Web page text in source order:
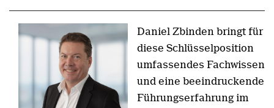
Daniel Zbinden bringt für
diese Schlüsselposition
umfassendes Fachwissen
und eine beeindruckende
Führungserfahrung im